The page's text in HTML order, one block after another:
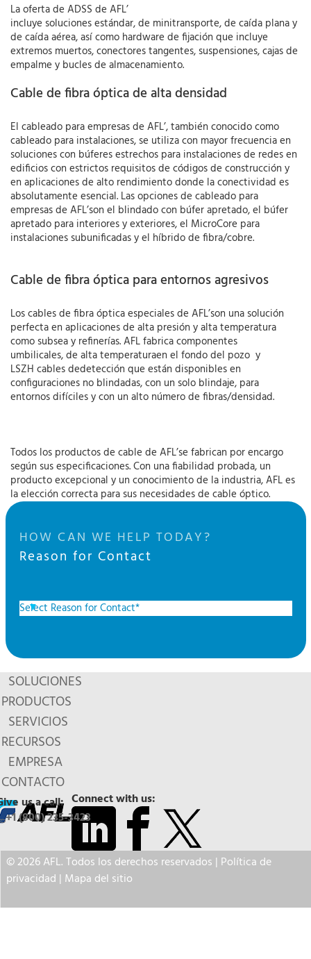
La oferta de ADSS de AFL’
incluye soluciones estándar, de minitransporte, de caída plana y
de caída aérea, así como hardware de fijación que incluye
extremos muertos, conectores tangentes, suspensiones, cajas de
empalme y bucles de almacenamiento.
Cable de fibra óptica de alta densidad
El cableado para empresas de AFL’, también conocido como
cableado para instalaciones, se utiliza con mayor frecuencia en
soluciones con búferes estrechos para instalaciones de redes en
edificios con estrictos requisitos de códigos de construcción y
en aplicaciones de alto rendimiento donde la conectividad es
absolutamente esencial. Las opciones de cableado para
empresas de AFL’son el blindado con búfer apretado, el búfer
apretado para interiores y exteriores, el MicroCore para
instalaciones subunificadas y el híbrido de fibra/cobre.
Cable de fibra óptica para entornos agresivos
Los cables de fibra óptica especiales de AFL’son una solución
perfecta en aplicaciones de alta presión y alta temperatura
como subsea y refinerías. AFL fabrica componentes
umbilicales, de alta temperaturaen el fondo del pozo y
LSZH cables dedetección que están disponibles en
configuraciones no blindadas, con un solo blindaje, para
entornos difíciles y con un alto número de fibras/densidad.
Todos los productos de cable de AFL’se fabrican por encargo
según sus especificaciones. Con una fiabilidad probada, un
producto excepcional y un conocimiento de la industria, AFL es
la elección correcta para sus necesidades de cable óptico.
HOW CAN WE HELP TODAY?
Reason for Contact
SOLUCIONES
PRODUCTOS
SERVICIOS
RECURSOS
EMPRESA
CONTACTO
Connect with us:
us a call:
+1 (800) 235-3423
© 2026 AFL. Todos los derechos reservados | Política de
privacidad | Mapa del sitio